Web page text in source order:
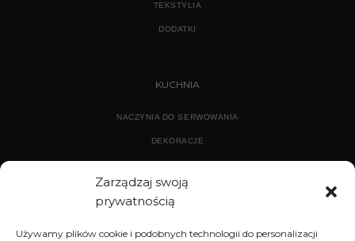
Zarządzaj swoją
prywatnością
Używamy plików cookie i podobnych technologii do personalizacji
TEKSTYLIA
DODATKI
KUCHNIA
NACZYNIA DO SERWOWANIA
DEKORACJE